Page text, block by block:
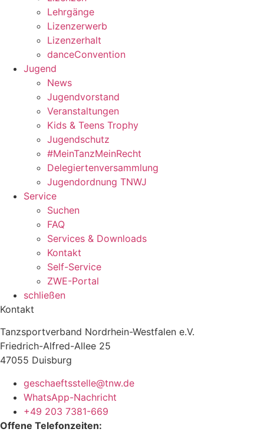
Lehrgänge
Lizenzerwerb
Lizenzerhalt
danceConvention
Jugend
News
Jugendvorstand
Veranstaltungen
Kids & Teens Trophy
Jugendschutz
#MeinTanzMeinRecht
Delegiertenversammlung
Jugendordnung TNWJ
Service
Suchen
FAQ
Services & Downloads
Kontakt
Self-Service
ZWE-Portal
schließen
Kontakt
Tanzsportverband Nordrhein-Westfalen e.V.
Friedrich-Alfred-Allee 25
47055 Duisburg
geschaeftsstelle@tnw.de
WhatsApp-Nachricht
+49 203 7381-669
Offene Telefonzeiten: